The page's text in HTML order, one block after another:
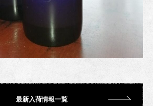
最新入荷情報一覧